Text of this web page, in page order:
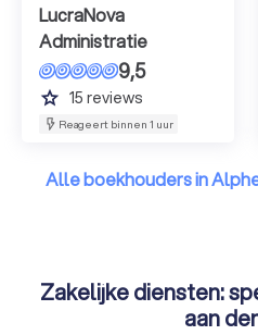
LucraNova
Administratie
9,5
grade 15 reviews
Reageert binnen 1 uur
Alle boekhouders in
Zakelijke diensten:
aan